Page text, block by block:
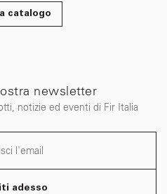
catalogo
newsletter
notizie ed eventi di Fir Italia
adesso